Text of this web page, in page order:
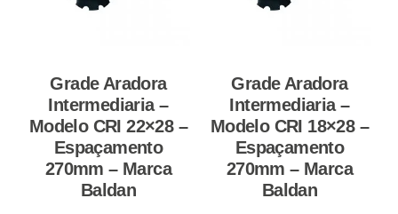
Grade Aradora
Intermediaria –
Modelo CRI 22×28 –
Espaçamento
270mm – Marca
Baldan
Grade Aradora
Intermediaria –
Modelo CRI 18×28 –
Espaçamento
270mm – Marca
Baldan